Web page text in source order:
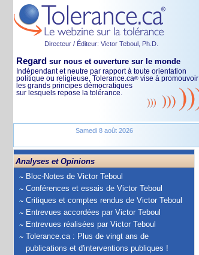
Directeur / Éditeur: Victor Teboul, Ph.D.
Regard sur nous et ouverture sur le monde
Indépendant et neutre par rapport à toute orientation
politique ou religieuse, Tolerance.ca® vise à promouvoir
les grands principes démocratiques
sur lesquels repose la tolérance.
Samedi 8 août 2026
Analyses et Opinions
Bloc-Notes de Victor Teboul
Conférences et essais de Victor Teboul
Critiques et comptes rendus de Victor Teboul
Entrevues accordées par Victor Teboul
Entrevues réalisées par Victor Teboul
Tolerance.ca : Plus de vingt ans de
publications et d'interventions publiques !